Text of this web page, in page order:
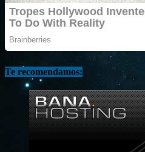
Te recomendamos: